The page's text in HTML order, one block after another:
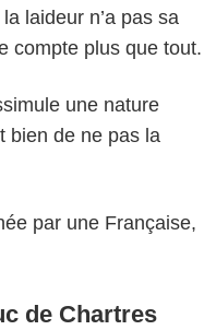
laideur n’a pas sa
compte plus que tout.
une nature
bien de ne pas la
par une Française,
de Chartres